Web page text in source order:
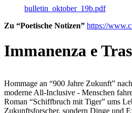
bulletin_oktober_19b.pdf
Zu “Poetische Notizen” https://
Immanenza e
Hommage an “900 Jahre Zukunft”
moderne All-Inclusive - Menschen
Roman “Schiffbruch mit Tiger” ums
Zukunftsforscher, sondern Dinge und